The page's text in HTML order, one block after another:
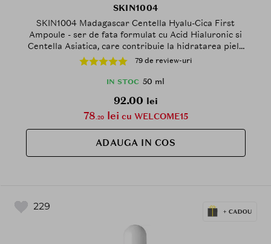
SKIN1004
SKIN1004 Madagascar Centella Hyalu-Cica First
Ampoule - ser de fata formulat cu Acid Hialuronic si
Centella Asiatica, care contribuie la hidratarea pielii
si la metinerea confortului cutanat - 50 ml
79 de review-uri
IN STOC 50 ml
92.00 lei
78.20lei cu WELCOME15
ADAUGA IN COS
229